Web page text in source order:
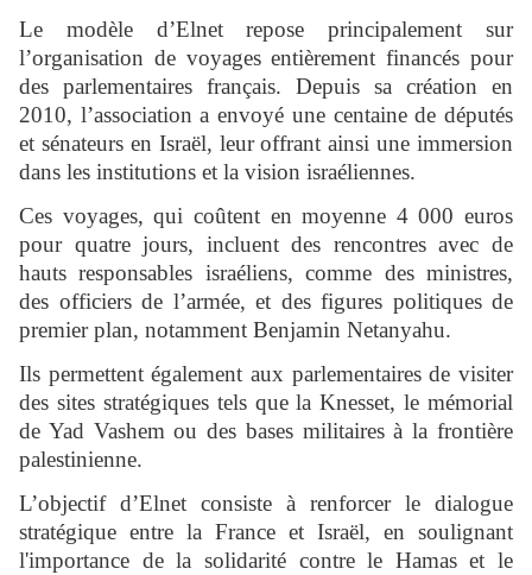
Le modèle d’Elnet repose principalement sur
l’organisation de voyages entièrement financés pour
des parlementaires français. Depuis sa création en
2010, l’association a envoyé une centaine de députés
et sénateurs en Israël, leur offrant ainsi une immersion
dans les institutions et la vision israéliennes.
Ces voyages, qui coûtent en moyenne 4 000 euros
pour quatre jours, incluent des rencontres avec de
hauts responsables israéliens, comme des ministres,
des officiers de l’armée, et des figures politiques de
premier plan, notamment Benjamin Netanyahu.
Ils permettent également aux parlementaires de visiter
des sites stratégiques tels que la Knesset, le mémorial
de Yad Vashem ou des bases militaires à la frontière
palestinienne.
L’objectif d’Elnet consiste à renforcer le dialogue
stratégique entre la France et Israël, en soulignant
l'importance de la solidarité contre le Hamas et le